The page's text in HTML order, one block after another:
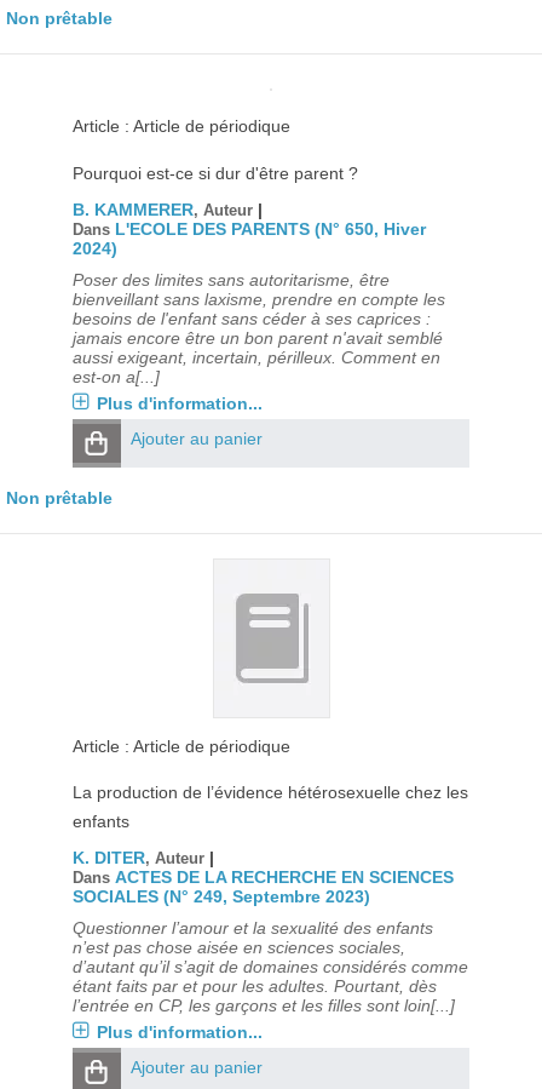
Non prêtable
Article : Article de périodique
Pourquoi est-ce si dur d'être parent ?
B. KAMMERER, Auteur |
Dans L'ECOLE DES PARENTS (N° 650, Hiver
2024)
Poser des limites sans autoritarisme, être
bienveillant sans laxisme, prendre en compte les
besoins de l'enfant sans céder à ses caprices :
jamais encore être un bon parent n'avait semblé
aussi exigeant, incertain, périlleux. Comment en
est-on a[...]
Plus d'information...
Ajouter au panier
Non prêtable
Article : Article de périodique
La production de l’évidence hétérosexuelle chez les
enfants
K. DITER, Auteur |
Dans ACTES DE LA RECHERCHE EN SCIENCES
SOCIALES (N° 249, Septembre 2023)
Questionner l’amour et la sexualité des enfants
n’est pas chose aisée en sciences sociales,
d’autant qu’il s’agit de domaines considérés comme
étant faits par et pour les adultes. Pourtant, dès
l’entrée en CP, les garçons et les filles sont loin[...]
Plus d'information...
Ajouter au panier